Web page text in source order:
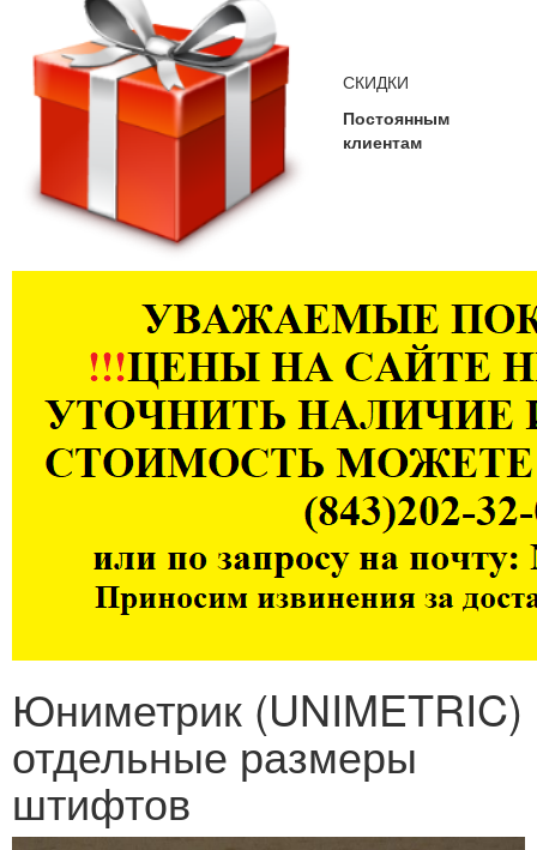
СКИДКИ
Постоянным
клиентам
Юниметрик (UNIMETRIC)
отдельные размеры
штифтов